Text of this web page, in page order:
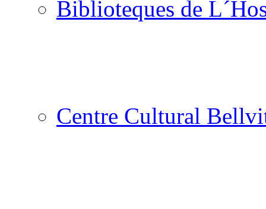
Biblioteques de
Centre Cultural